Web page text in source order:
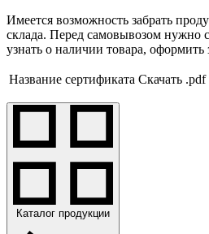
Имеется возможность забрать
склада. Перед самовывозом нужно
узнать о наличии товара, оформить
Название сертификата Скачать .pdf
Каталог продукции